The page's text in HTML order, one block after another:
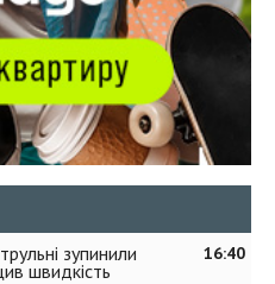
16:40
зупинили
швидкість